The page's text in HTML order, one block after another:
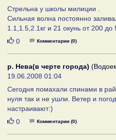
Стрельна у школы милиции .
Сильная волна постоянно
1.1,1.5,2.1кг и 21 окунь от 200 до
Нравится
0 Комментарии (0)
р. Нева(в черте города)
19.06.2008 01:04
Сегодня помахали спинами в
нуля так и не ушли. Ветер и
настраивают:)
Нравится
0 Комментарии (0)